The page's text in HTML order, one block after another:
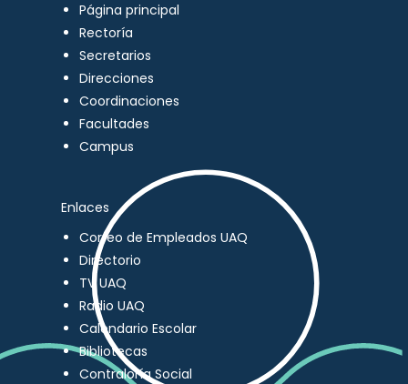
Página principal
Rectoría
Secretarios
Direcciones
Coordinaciones
Facultades
Campus
Enlaces
Correo de Empleados UAQ
Directorio
TV UAQ
Radio UAQ
Calendario Escolar
Bibliotecas
Contraloría Social